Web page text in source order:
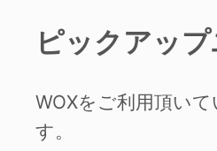
ピックアッ
WOXをご利用頂い
す。